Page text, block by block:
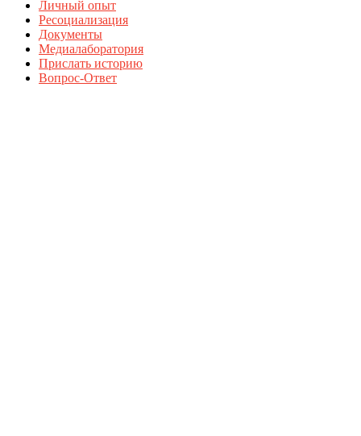
Личный опыт
Ресоциализация
Документы
Медиалаборатория
Прислать историю
Вопрос-Ответ